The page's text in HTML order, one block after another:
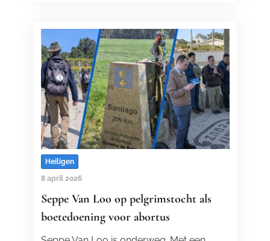
Heiligen
8 april 2026
Seppe Van Loo op pelgrimstocht als
boetedoening voor abortus